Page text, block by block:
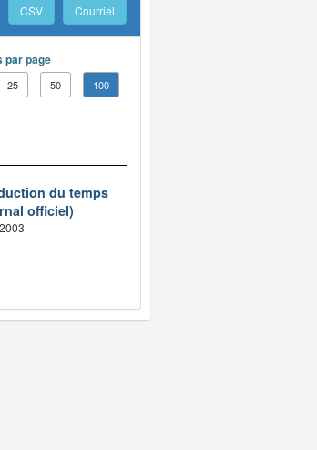
CSV Courriel
par page
25 50 100
du temps
officiel)